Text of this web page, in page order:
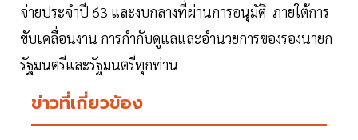
จ่ายประจำปี 63 และงบกลางที่ผ่านการอนุมัติ ภายใต้การ
ขับเคลื่อนงาน การกำกับดูแลและอำนวยการของรองนายก
รัฐมนตรีและรัฐมนตรีทุกท่าน
ข่าวที่เกี่ยวข้อง